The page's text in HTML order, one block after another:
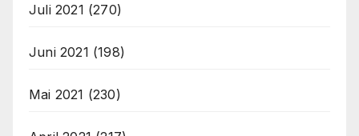
Juli 2021 (270)
Juni 2021 (198)
Mai 2021 (230)